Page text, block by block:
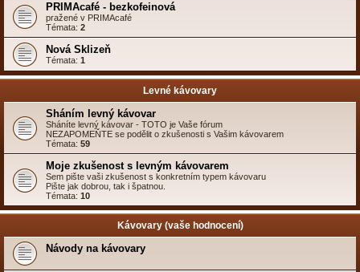
PRIMAcafé - bezkofeinová
pražené v PRIMAcafé
Témata: 2
Nová Sklizeň
Témata: 1
Levné kávovary
Sháním levný kávovar
Sháníte levný kávovar - TOTO je Vaše fórum
NEZAPOMEŇTE se podělit o zkušenosti s Vašim kávovarem
Témata: 59
Moje zkušenost s levným kávovarem
Sem pište vaši zkušenost s konkretním typem kávovaru
Pište jak dobrou, tak i špatnou.
Témata: 10
Kávovary (vaše hodnocení)
Návody na kávovary